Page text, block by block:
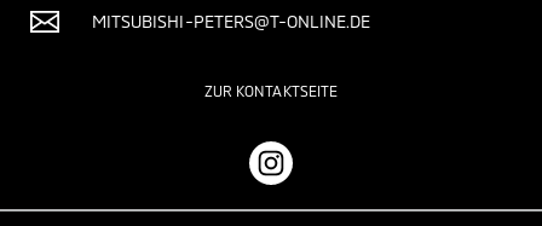
MITSUBISHI-PETERS@T-ONLINE.DE
ZUR KONTAKTSEITE